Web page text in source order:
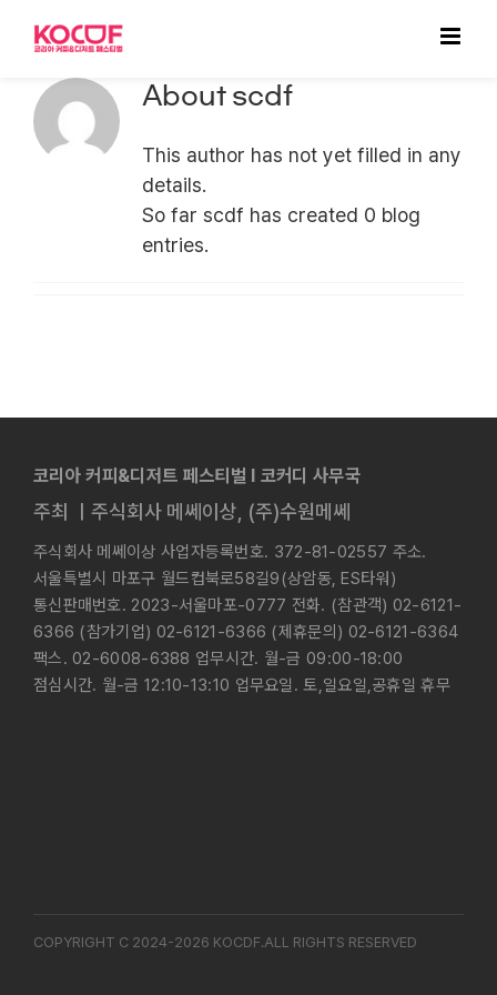
content
About scdf
This author has not yet filled in any
details.
So far scdf has created 0 blog
entries.
코리아 커피&디저트 페스티벌 l 코커디 사무국
주최 ㅣ주식회사 메쎄이상, (주)수원메쎄
주식회사 메쎄이상 사업자등록번호. 372-81-02557 주소.
서울특별시 마포구 월드컵북로58길9(상암동, ES타워)
통신판매번호. 2023-서울마포-0777 전화. (참관객) 02-6121-
6366 (참가기업) 02-6121-6366 (제휴문의) 02-6121-6364
팩스. 02-6008-6388 업무시간. 월-금 09:00-18:00
점심시간. 월-금 12:10-13:10 업무요일. 토,일요일,공휴일 휴무
COPYRIGHT C 2024-2026 KOCDF.ALL RIGHTS RESERVED